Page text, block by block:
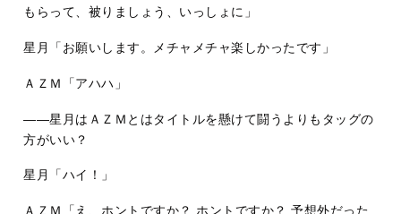
もらって、被りましょう、いっしょに」
星月「お願いします。メチャメチャ楽しかったです」
ＡＺＭ「アハハ」
――星月はＡＺＭとはタイトルを懸けて闘うよりもタッグの
方がいい？
星月「ハイ！」
ＡＺＭ「え、ホントですか？ ホントですか？ 予想外だった